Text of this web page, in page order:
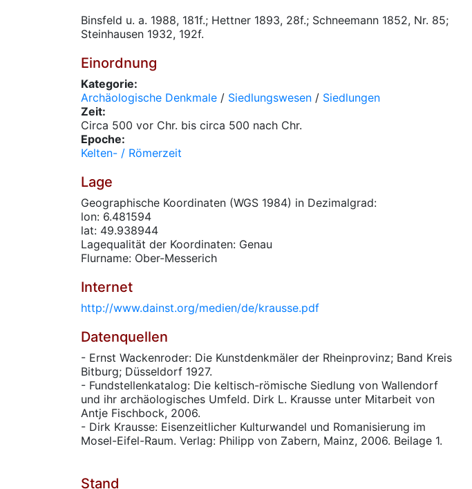
Binsfeld u. a. 1988, 181f.; Hettner 1893, 28f.; Schneemann 1852, Nr. 85;
Steinhausen 1932, 192f.
Einordnung
Kategorie:
Archäologische Denkmale / Siedlungswesen / Siedlungen
Zeit:
Circa 500 vor Chr. bis circa 500 nach Chr.
Epoche:
Kelten- / Römerzeit
Lage
Geographische Koordinaten (WGS 1984) in Dezimalgrad:
lon: 6.481594
lat: 49.938944
Lagequalität der Koordinaten: Genau
Flurname: Ober-Messerich
Internet
http://www.dainst.org/medien/de/krausse.pdf
Datenquellen
- Ernst Wackenroder: Die Kunstdenkmäler der Rheinprovinz; Band Kreis
Bitburg; Düsseldorf 1927.
- Fundstellenkatalog: Die keltisch-römische Siedlung von Wallendorf
und ihr archäologisches Umfeld. Dirk L. Krausse unter Mitarbeit von
Antje Fischbock, 2006.
- Dirk Krausse: Eisenzeitlicher Kulturwandel und Romanisierung im
Mosel-Eifel-Raum. Verlag: Philipp von Zabern, Mainz, 2006. Beilage 1.
Stand